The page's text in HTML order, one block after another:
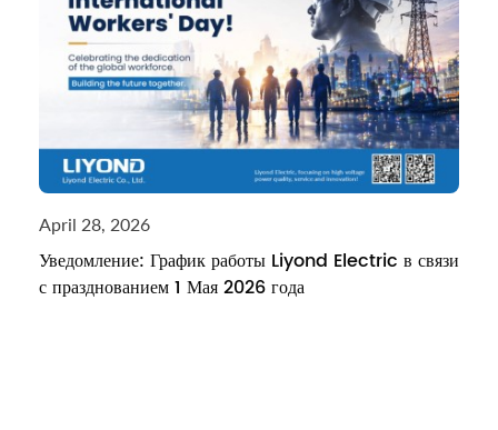
April 28, 2026
Уведомление: График работы Liyond Electric в связи
с празднованием 1 Мая 2026 года